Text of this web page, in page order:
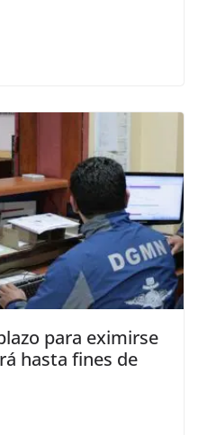
para eximirse
hasta fines de